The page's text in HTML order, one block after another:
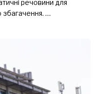
речовини для
збагачення. …